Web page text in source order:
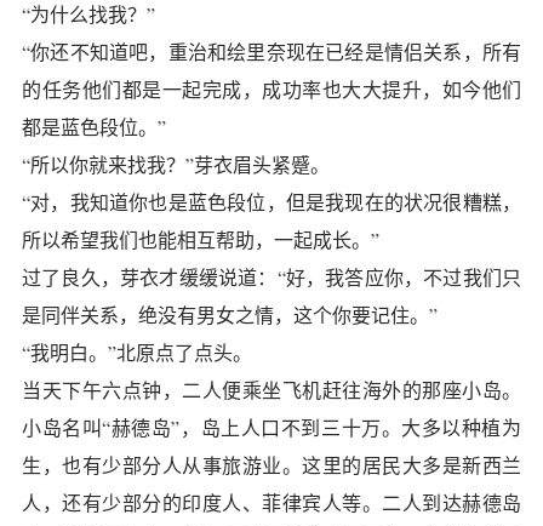
“为什么找我？”
“你还不知道吧，重治和绘里奈现在已经是情侣关系，所有
的任务他们都是一起完成，成功率也大大提升，如今他们
都是蓝色段位。”
“所以你就来找我？”芽衣眉头紧蹙。
“对，我知道你也是蓝色段位，但是我现在的状况很糟糕，
所以希望我们也能相互帮助，一起成长。”
过了良久，芽衣才缓缓说道：“好，我答应你，不过我们只
是同伴关系，绝没有男女之情，这个你要记住。”
“我明白。”北原点了点头。
当天下午六点钟，二人便乘坐飞机赶往海外的那座小岛。
小岛名叫“赫德岛”，岛上人口不到三十万。大多以种植为
生，也有少部分人从事旅游业。这里的居民大多是新西兰
人，还有少部分的印度人、菲律宾人等。二人到达赫德岛